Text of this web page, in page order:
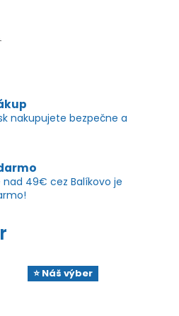
nakupujete bezpečne a
nad 49€ cez Balíkovo je
⭐ Náš výber